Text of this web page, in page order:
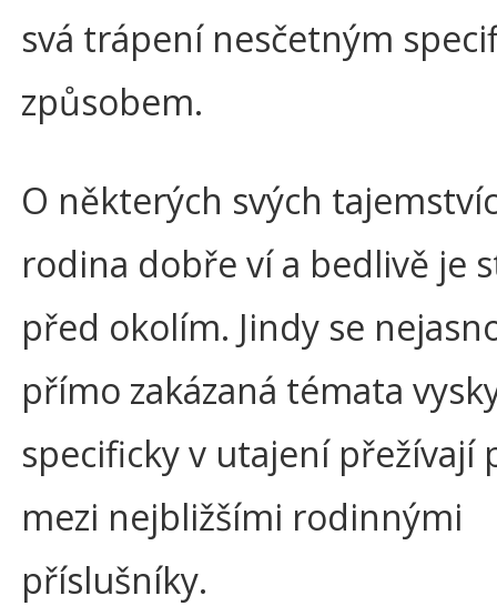
svá trápení nesčetným
způsobem.
O některých svých
rodina dobře ví a bedlivě je
před okolím. Jindy se
přímo zakázaná témata
specificky v utajení přežívají
mezi nejbližšími rodinnými
příslušníky.